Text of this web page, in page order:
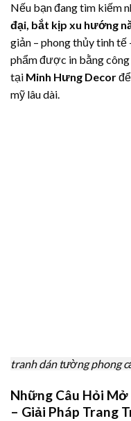
Nếu bạn đang tìm kiếm
đại, bắt kịp xu hướng
giản – phong thủy tinh tế
phẩm được in bằng công
tại Minh Hưng Decor
mỹ lâu dài.
tranh dán tường phong
Những Câu Hỏi
– Giải Pháp Trang